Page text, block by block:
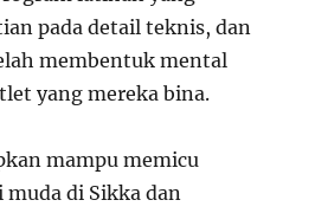
pada detail teknis, dan
membentuk mental
yang mereka bina.
mampu memicu
muda di Sikka dan